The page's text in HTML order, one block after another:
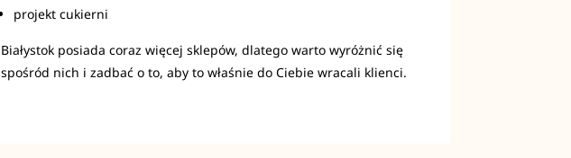
projekt cukierni
Białystok posiada coraz więcej sklepów, dlatego warto wyróżnić się
spośród nich i zadbać o to, aby to właśnie do Ciebie wracali klienci.